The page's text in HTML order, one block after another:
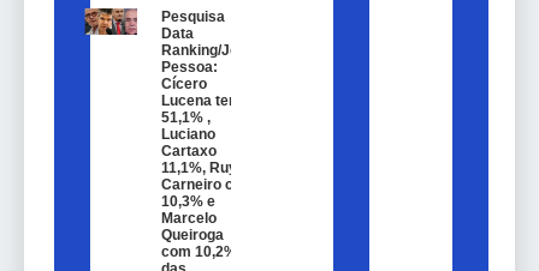
Pesquisa
Data
Ranking/João
Pessoa:
Cícero
Lucena tem
51,1% ,
Luciano
Cartaxo
11,1%, Ruy
Carneiro com
10,3% e
Marcelo
Queiroga
com 10,2%